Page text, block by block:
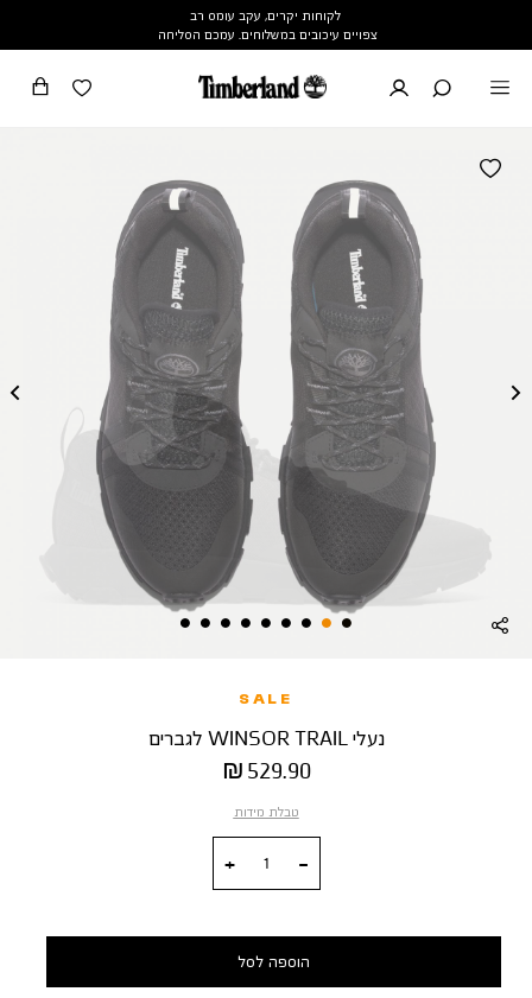
לקוחות יקרים, עקב עומס רב
צפויים עיכובים במשלוחים. עמכם הסליחה
SALE
נעלי WINSOR TRAIL לגברים
מחיר
מוצר
529.90 ₪
טבלת מידות
הוספה לסל